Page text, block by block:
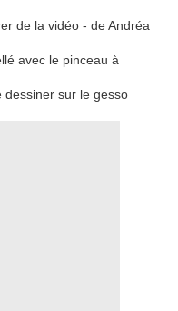
de la vidéo - de Andréa
avec le pinceau à
dessiner sur le gesso